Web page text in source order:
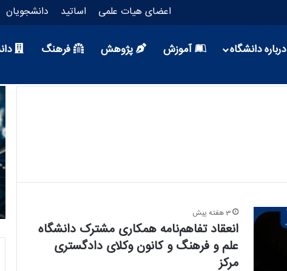
اعضای هیات علمی اساتید دانشجویان
درباره دانشگاه آموزش پژوهش فرهنگ
3 هفته پیش
انعقاد تفاهم‌نامه همکاری مشترک دانشگاه
علم و فرهنگ و کانون وکلای دادگستری
مرکز
پتروشیمی ایران